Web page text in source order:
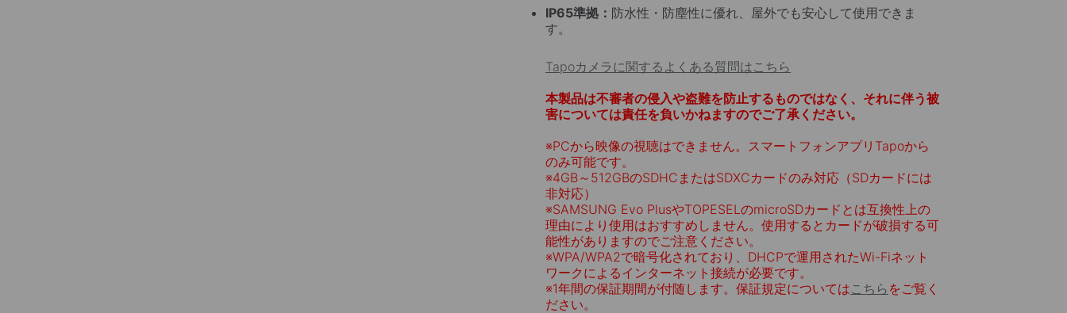
IP65準拠： 防水性・防塵性に優れ、屋外でも安心して使用できま
す。
Tapoカメラに関するよくある質問はこちら
本製品は不審者の侵入や盗難を防止するものではなく、それに伴う被
害については責任を負いかねますのでご了承ください。
※PCから映像の視聴はできません。スマートフォンアプリTapoから
のみ可能です。
※4GB～512GBのSDHCまたはSDXCカードのみ対応（SDカードには
非対応）
※SAMSUNG Evo PlusやTOPESELのmicroSDカードとは互換性上の
理由により使用はおすすめしません。使用するとカードが破損する可
能性がありますのでご注意ください。
※WPA/WPA2で暗号化されており、DHCPで運用されたWi-Fiネット
ワークによるインターネット接続が必要です。
※1年間の保証期間が付随します。保証規定についてはこちら をご覧く
ださい。